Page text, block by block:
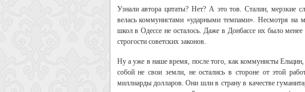
Узнали автора цитаты? Нет? А это тов. Сталин, мерзкие
велась коммунистами «ударными темпами». Несмотря на
школ в Одессе не осталось. Даже в Донбассе их было
строгости советских законов.
Ну а уже в наше время, после того, как коммунисты
собой не свои земли, не остались в стороне от этой
миллиарды долларов. Они шли в страну в качестве